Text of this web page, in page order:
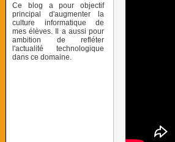
Ce blog a pour objectif
principal d'augmenter la
culture informatique de
mes élèves. Il a aussi pour
ambition de refléter
l'actualité technologique
dans ce domaine.